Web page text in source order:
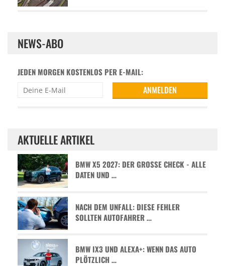
NEWS-ABO
JEDEN MORGEN KOSTENLOS PER E-MAIL:
AKTUELLE ARTIKEL
BMW X5 2027: DER GROSSE CHECK - ALLE D
ATEN UND …
NACH DEM UNFALL: DIESE FEHLER
SOLLTEN AUTOFAHRER …
BMW IX3 UND ALEXA+: WENN DAS AUTO
PLÖTZLICH …